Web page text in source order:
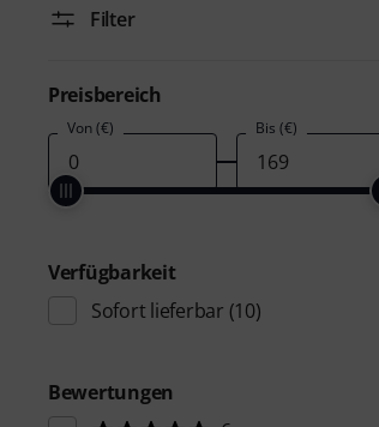
Filter
Preisbereich
Von (€) Bis (€)
Verfügbarkeit
Sofort lieferbar (10)
Bewertungen